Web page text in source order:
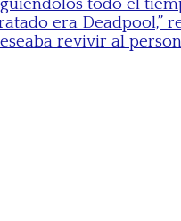
todo el
era Deadpool,”
revivir al